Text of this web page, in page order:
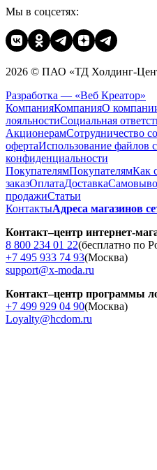
Мы в соцсетях:
2026 © ПАО «ТД Холдинг-
Разработка — «Веб Креатор»
КомпанияКомпанияО
лояльностиСоциальная
АкционерамСотрудничество
офертаИспользование файлов
конфиденциальности
ПокупателямПокупателямКак
заказОплатаДоставка
продажиСтатьи
КонтактыАдреса магазинов
Контакт–центр интернет-
8 800 234 01 22(бесплатно по
+7 495 933 74 93(Москва)
support@x-moda.ru
Контакт–центр программы
+7 499 929 04 90(Москва)
Loyalty@hcdom.ru